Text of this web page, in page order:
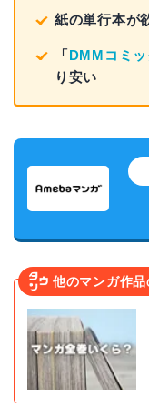
紙の単行本が
「DMMコミ
り安い
他のマンガ作